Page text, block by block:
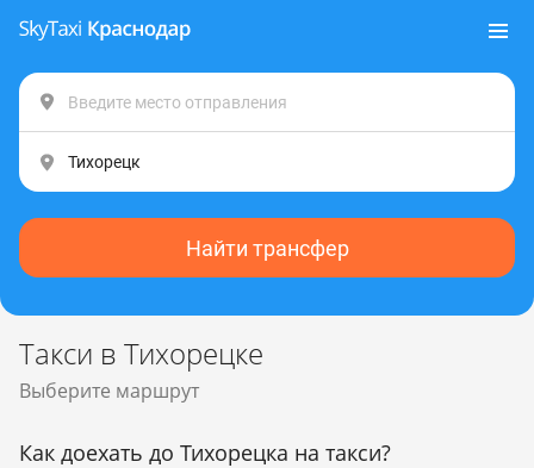
Найти трансфер
Такси в Тихорецке
Выберите маршрут
Как доехать до Тихорецка на такси?